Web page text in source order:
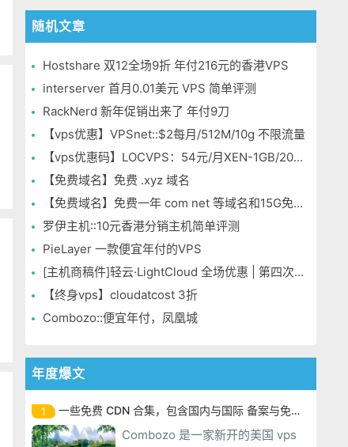
随机文章
Hostshare 双12全场9折 年付216元的香港VPS
interserver 首月0.01美元 VPS 简单评测
RackNerd 新年促销出来了 年付9刀
【vps优惠】VPSnet::$2每月/512M/10g 不限流量
【vps优惠码】LOCVPS：54元/月XEN-1GB/20G SSD/2M无限 香港
【免费域名】免费 .xyz 域名
【免费域名】免费一年 com net 等域名和15G免费空间
罗伊主机::10元香港分销主机简单评测
PieLayer 一款便宜年付的VPS
[主机商稿件]轻云·LightCloud 全场优惠 | 第四次上新
【终身vps】cloudatcost 3折
Combozo::便宜年付，凤凰城
年度爆文
1 一些免费 CDN 合集，包含国内与国际 备案与免备案
Combozo 是一家新开的美国 vps